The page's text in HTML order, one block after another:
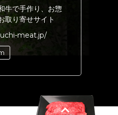
牛で手作り、お惣
取り寄せサイト
meat.jp/